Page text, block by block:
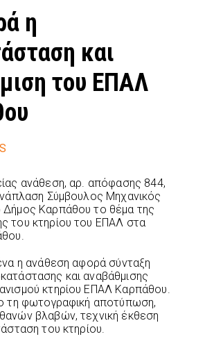
η
και
του ΕΠΑΛ
ανάθεση, αρ. απόφασης 844,
Σύμβουλος Μηχανικός
Καρπάθου το θέμα της
του κτηρίου του ΕΠΑΛ στα
η ανάθεση αφορά σύνταξη
και αναβάθμισης
κτηρίου ΕΠΑΛ Καρπάθου.
τη φωτογραφική αποτύπωση,
βλαβών, τεχνική έκθεση
του κτηρίου.